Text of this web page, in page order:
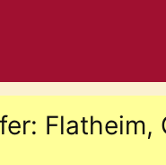
Flatheim,